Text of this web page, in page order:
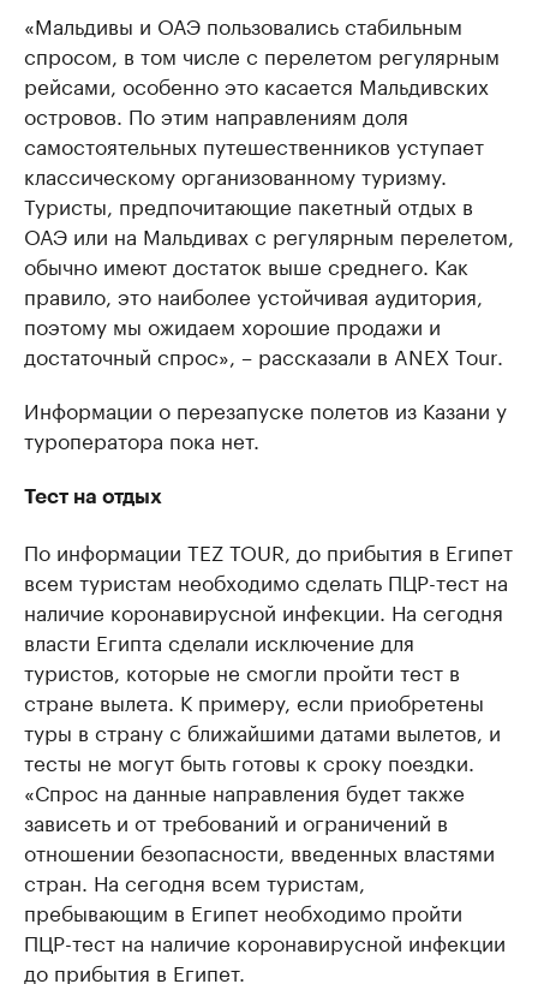
«Мальдивы и ОАЭ пользовались стабильным
спросом, в том числе с перелетом регулярным
рейсами, особенно это касается Мальдивских
островов. По этим направлениям доля
самостоятельных путешественников уступает
классическому организованному туризму.
Туристы, предпочитающие пакетный отдых в
ОАЭ или на Мальдивах с регулярным перелетом,
обычно имеют достаток выше среднего. Как
правило, это наиболее устойчивая аудитория,
поэтому мы ожидаем хорошие продажи и
достаточный спрос», – рассказали в ANEX Tour.
Информации о перезапуске полетов из Казани у
туроператора пока нет.
Тест на отдых
По информации TEZ TOUR, до прибытия в Египет
всем туристам необходимо сделать ПЦР-тест на
наличие коронавирусной инфекции. На сегодня
власти Египта сделали исключение для
туристов, которые не смогли пройти тест в
стране вылета. К примеру, если приобретены
туры в страну с ближайшими датами вылетов, и
тесты не могут быть готовы к сроку поездки.
«Спрос на данные направления будет также
зависеть и от требований и ограничений в
отношении безопасности, введенных властями
стран. На сегодня всем туристам,
пребывающим в Египет необходимо пройти
ПЦР-тест на наличие коронавирусной инфекции
до прибытия в Египет.